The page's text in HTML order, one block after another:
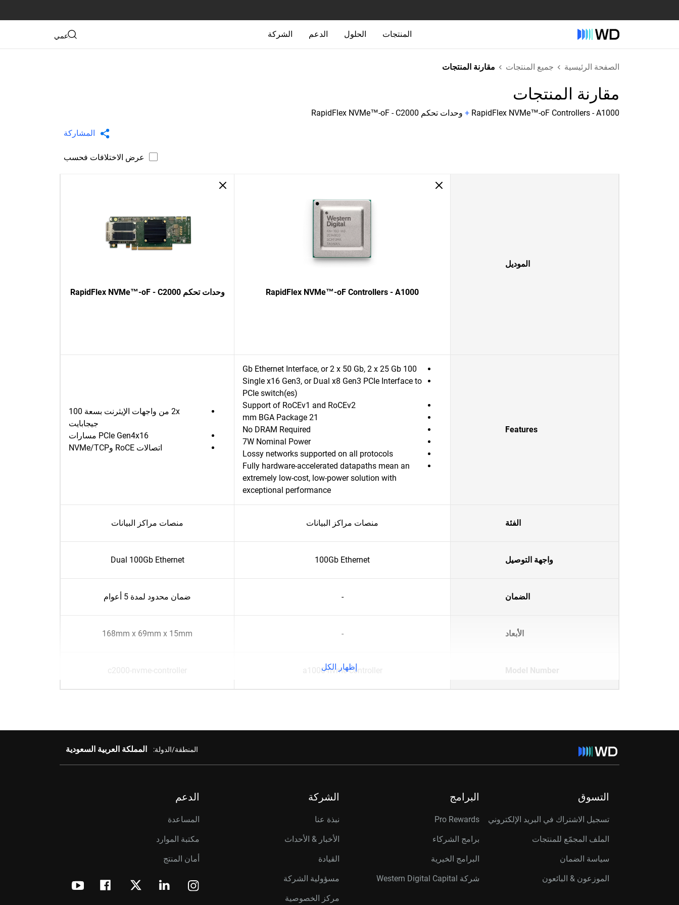
المنتجات الحلول الدعم الشركة دعمي
الصفحة الرئيسية جميع المنتجات مقارنة المنتجات
مقارنة المنتجات
RapidFlex NVMe™-oF Controllers - A1000
+ وحدات تحكم RapidFlex NVMe™-oF - C2000
المشاركة
عرض الاختلافات فحسب
الموديل
RapidFlex NVMe™-oF Controllers - A1000 وحدات تحكم RapidFlex NVMe™-oF - C2000
Features
100 Gb Ethernet Interface, or 2 x 50 Gb, 2 x 25 Gb
Single x16 Gen3, or Dual x8 Gen3 PCIe Interface to
PCIe switch(es)
Support of RoCEv1 and RoCEv2
21 mm BGA Package
No DRAM Required
7W Nominal Power
Lossy networks supported on all protocols
Fully hardware-accelerated datapaths mean an
extremely low-cost, low-power solution with
exceptional performance
2x من واجهات الإيثرنت بسعة 100
جيجابايت
PCIe Gen4x16 مسارات
اتصالات RoCE وNVMe/TCP
الفئة منصات مراكز البيانات منصات مراكز البيانات
واجهة التوصيل 100Gb Ethernet
Dual 100Gb Ethernet
الضمان - ضمان محدود لمدة 5 أعوام
الأبعاد -
168mm x 69mm x 15mm
Model Number
a1000-nvme-controller
c2000-nvme-controller إظهار الكل
المنطقة/الدولة: المملكة العربية السعودية
التسوق
تسجيل الاشتراك في البريد الإلكتروني
الملف المجمّع للمنتجات
سياسة الضمان
الموزعون & البائعون
البرامج
Pro Rewards
برامج الشركاء
البرامج الخيرية
شركة Western Digital Capital
الشركة
نبذة عنا
الأخبار & الأحداث
القيادة
مسؤولية الشركة
مركز الخصوصية
الدعم
المساعدة
مكتبة الموارد
أمان المنتج